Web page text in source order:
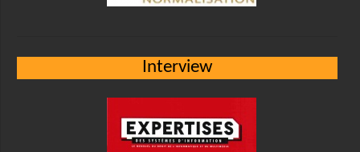
Interview